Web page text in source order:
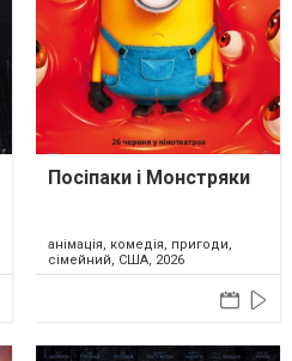
Посіпаки і Монстряки
анімація, комедія, пригоди,
сімейний, США, 2026